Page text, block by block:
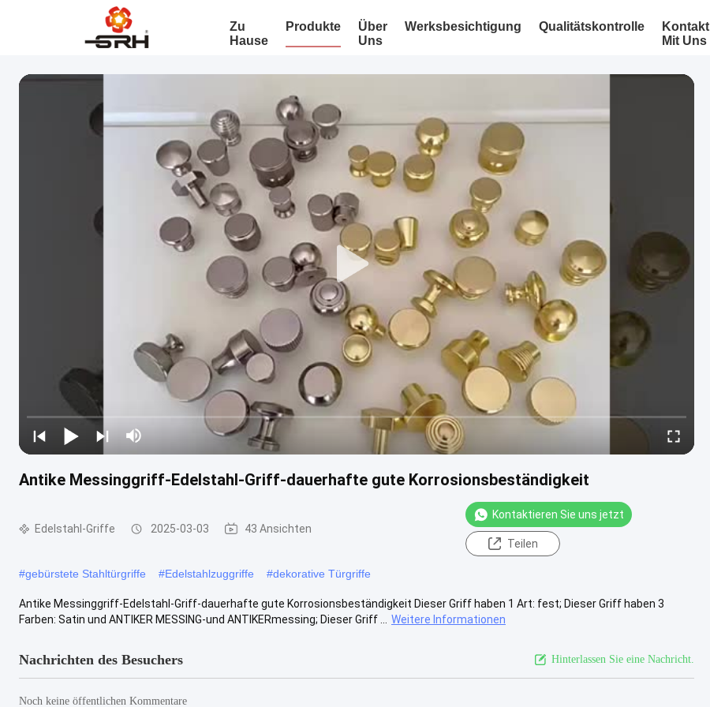
Zu
Hause
Produkte
Über
Uns
Werksbesichtigung Qualitätskontrolle
Kontakt
Mit Uns
Antike Messinggriff-Edelstahl-Griff-dauerhafte gute Korrosionsbeständigkeit
Edelstahl-Griffe 2025-03-03 43 Ansichten
Kontaktieren Sie uns jetzt
Teilen
#gebürstete Stahltürgriffe #Edelstahlzuggriffe #dekorative Türgriffe
Antike Messinggriff-Edelstahl-Griff-dauerhafte gute Korrosionsbeständigkeit Dieser Griff haben 1 Art: fest; Dieser Griff haben 3
Farben: Satin und ANTIKER MESSING-und ANTIKERmessing; Dieser Griff ...
Weitere Informationen
Nachrichten des Besuchers Hinterlassen Sie eine Nachricht.
Noch keine öffentlichen Kommentare